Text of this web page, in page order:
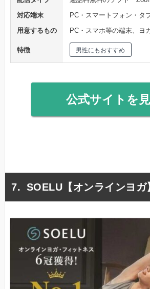
対応端末
PC・スマートフォン・タ
用意するもの
PC・スマホ等の端末、ヨ
特徴 男性にもおすすめ
公式サイトを
SOELU【オンラインヨガ